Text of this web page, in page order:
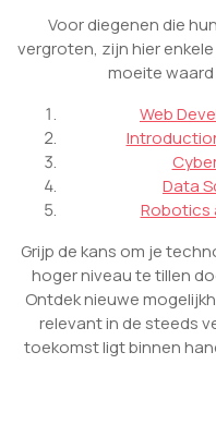
Voor diegenen die
vergroten, zijn hier
moeite
Web
Data
Robotics
Grijp de kans om je
hoger niveau te tillen
Ontdek nieuwe
relevant in de steeds
toekomst ligt binnen